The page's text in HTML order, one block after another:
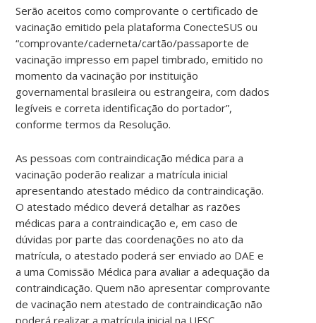
Serão aceitos como comprovante o certificado de
vacinação emitido pela plataforma ConecteSUS ou
“comprovante/caderneta/cartão/passaporte de
vacinação impresso em papel timbrado, emitido no
momento da vacinação por instituição
governamental brasileira ou estrangeira, com dados
legíveis e correta identificação do portador”,
conforme termos da Resolução.
As pessoas com contraindicação médica para a
vacinação poderão realizar a matrícula inicial
apresentando atestado médico da contraindicação.
O atestado médico deverá detalhar as razões
médicas para a contraindicação e, em caso de
dúvidas por parte das coordenações no ato da
matrícula, o atestado poderá ser enviado ao DAE e
a uma Comissão Médica para avaliar a adequação da
contraindicação. Quem não apresentar comprovante
de vacinação nem atestado de contraindicação não
poderá realizar a matrícula inicial na UFSC.